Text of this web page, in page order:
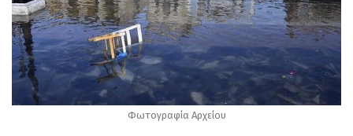
Φωτογραφία Αρχείου